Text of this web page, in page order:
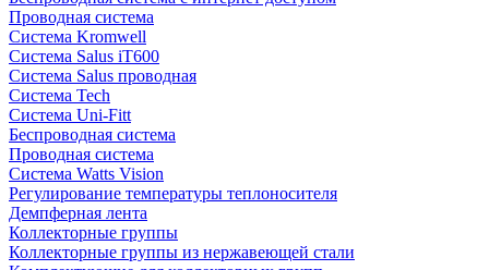
Проводная система
Система Kromwell
Система Salus iT600
Система Salus проводная
Система Tech
Система Uni-Fitt
Беспроводная система
Проводная система
Система Watts Vision
Регулирование температуры теплоносителя
Демпферная лента
Коллекторные группы
Коллекторные группы из нержавеющей стали